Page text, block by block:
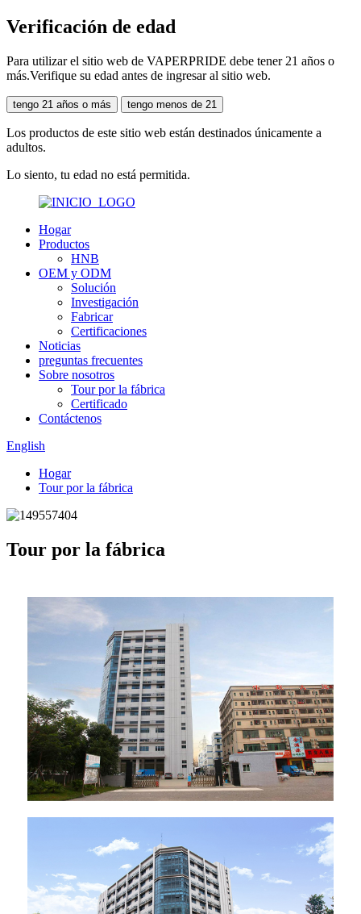
Verificación de edad
Para utilizar el sitio web de VAPERPRIDE debe tener 21 años o
más.Verifique su edad antes de ingresar al sitio web.
tengo 21 años o más tengo menos de 21
Los productos de este sitio web están destinados únicamente a
adultos.
Lo siento, tu edad no está permitida.
Hogar
Productos
HNB
OEM y ODM
Solución
Investigación
Fabricar
Certificaciones
Noticias
preguntas frecuentes
Sobre nosotros
Tour por la fábrica
Certificado
Contáctenos
English
Hogar
Tour por la fábrica
Tour por la fábrica